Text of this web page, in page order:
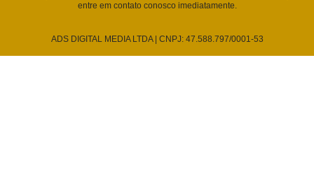
entre em contato conosco imediatamente.
ADS DIGITAL MEDIA LTDA | CNPJ: 47.588.797/0001-53